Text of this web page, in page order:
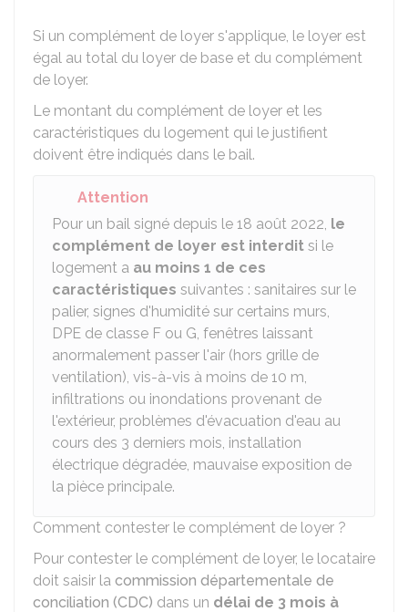
Si un complément de loyer s'applique, le loyer est
égal au total du loyer de base et du complément
de loyer.
Le montant du complément de loyer et les
caractéristiques du logement qui le justifient
doivent être indiqués dans le bail.
Attention
Pour un bail signé depuis le 18 août 2022, le
complément de loyer est interdit si le
logement a au moins 1 de ces
caractéristiques suivantes : sanitaires sur le
palier, signes d'humidité sur certains murs,
DPE de classe F ou G, fenêtres laissant
anormalement passer l'air (hors grille de
ventilation), vis-à-vis à moins de 10 m,
infiltrations ou inondations provenant de
l'extérieur, problèmes d'évacuation d'eau au
cours des 3 derniers mois, installation
électrique dégradée, mauvaise exposition de
la pièce principale.
Comment contester le complément de loyer ?
Pour contester le complément de loyer, le locataire
doit saisir la commission départementale de
conciliation (CDC) dans un délai de 3 mois à